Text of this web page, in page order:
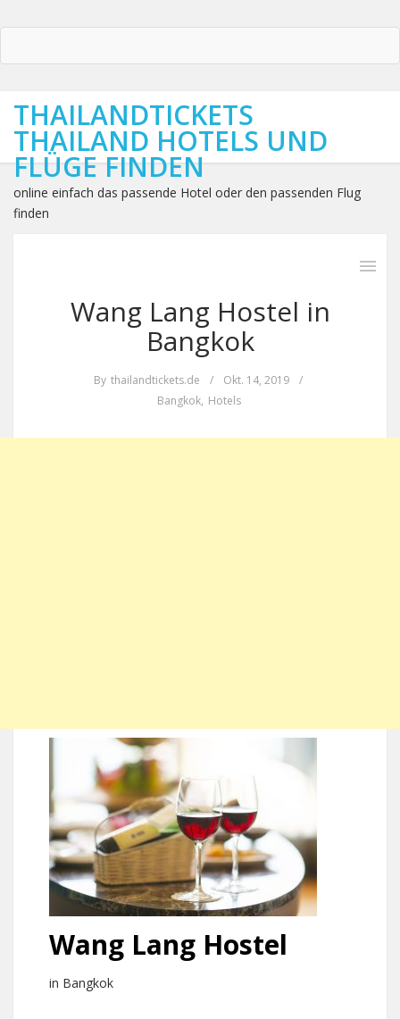
THAILANDTICKETS
THAILAND HOTELS UND
FLÜGE FINDEN
online einfach das passende Hotel oder den passenden Flug
finden
Wang Lang Hostel in
Bangkok
By thailandtickets.de / Okt. 14, 2019
/
Bangkok, Hotels
Wang Lang Hostel
in Bangkok